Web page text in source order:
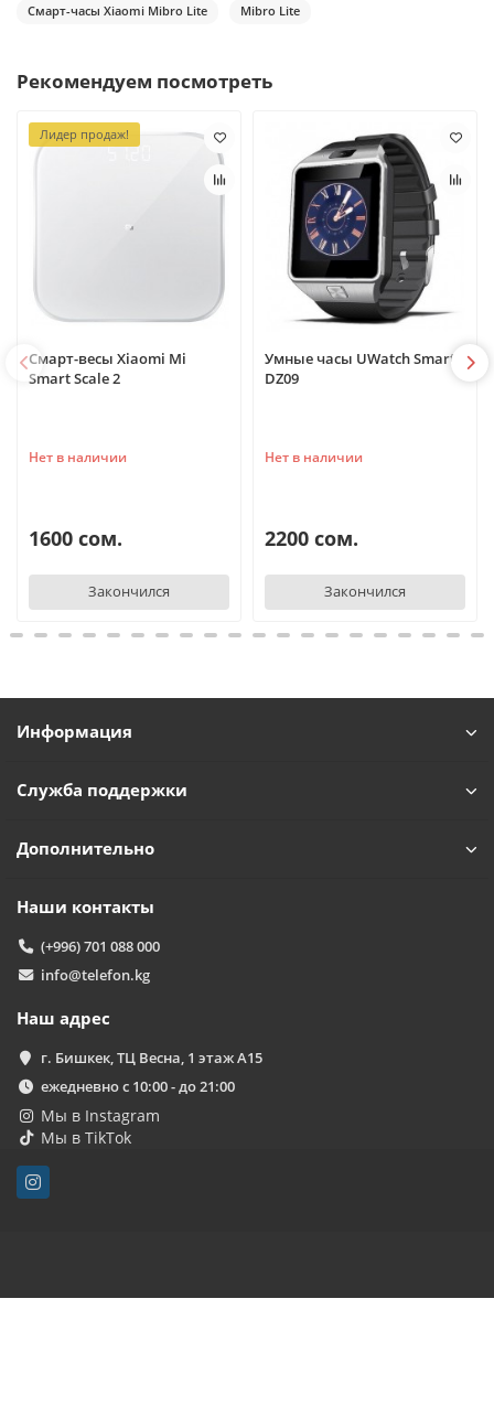
Смарт-часы Xiaomi Mibro Lite Mibro Lite
Рекомендуем посмотреть
Лидер продаж!
Смарт-весы Xiaomi Mi
Smart Scale 2
Нет в наличии
1600 сом.
Закончился
Умные часы UWatch Smart
DZ09
Нет в наличии
2200 сом.
Закончился
Информация
Служба поддержки
Дополнительно
Наши контакты
(+996) 701 088 000
info@telefon.kg
Наш адрес
г. Бишкек, ТЦ Весна, 1 этаж А15
ежедневно с 10:00 - до 21:00
Мы в Instagram
Мы в TikTok